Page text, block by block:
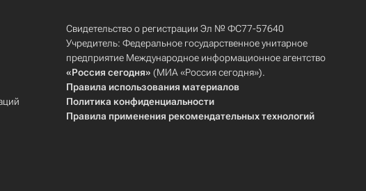
Свидетельство о регистрации Эл № ФС77-57640
Учредитель: Федеральное государственное унитарное
предприятие Международное информационное агентство
«Россия сегодня» (МИА «Россия сегодня»).
Правила использования материалов
Политика конфиденциальности
Правила применения рекомендательных технологий